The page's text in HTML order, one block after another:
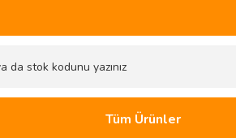
Tüm Ürünler